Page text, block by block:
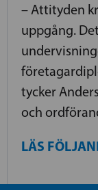
– Attityden
uppgång.
tycker
och
LÄS